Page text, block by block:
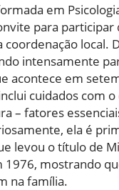
em
para participar
local.
intensamente
acontece em
cuidados com o
– fatores
ela é
levou o título de
1976, mostrando
na família.